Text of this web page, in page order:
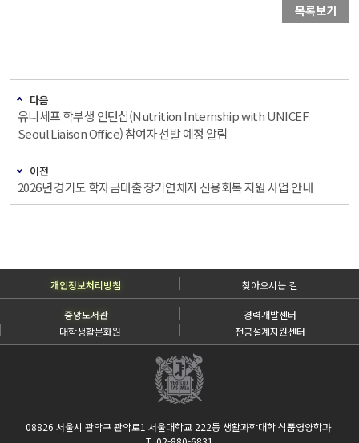
목록보기
다음
유니세프 학부생 인턴십(Nutrition Internship with UNICEF
Seoul Liaison Office) 참여자 선발 예정 알림
이전
2026년 경기도 학자금대출 장기연체자 신용회복 지원 사업 안내
개인정보처리방침 찾아오시는 길
중앙도서관
경력개발센터
대학생활문화원
전공설계지원센터
08826 서울시 관악구 관악로1 서울대학교 222동 생활과학대학 식품영양학과